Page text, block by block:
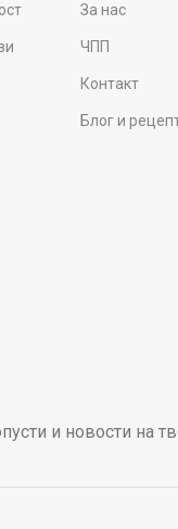
За нас
ЧПП
Контакт
Блог и
и новости на